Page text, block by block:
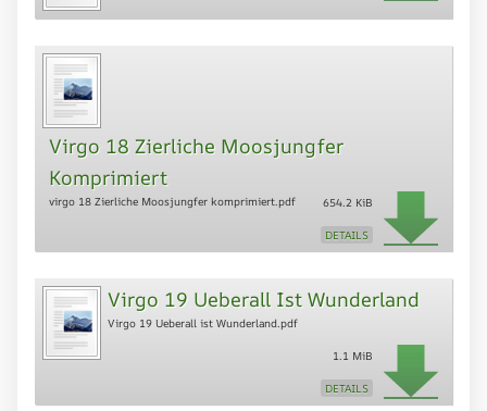
Virgo 18 Zierliche Moosjungfer
Komprimiert
virgo 18 Zierliche Moosjungfer komprimiert.pdf 654.2 KiB
DETAILS
Virgo 19 Ueberall Ist Wunderland
Virgo 19 Ueberall ist Wunderland.pdf
1.1 MiB
DETAILS